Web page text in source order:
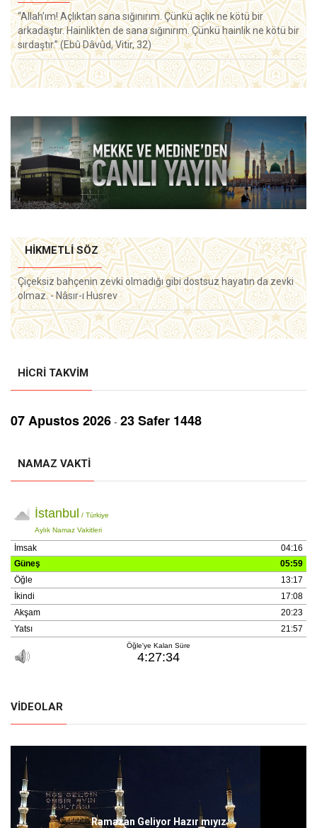
“Allah’ım! Açlıktan sana sığınırım. Çünkü açlık ne kötü bir
arkadaştır. Hainlikten de sana sığınırım. Çünkü hainlik ne kötü bir
sırdaştır.” (Ebû Dâvûd, Vitir, 32)
HIKMETLI SÖZ
Çiçeksiz bahçenin zevki olmadığı gibi dostsuz hayatın da zevki
olmaz. - Nâsır-ı Husrev
HICRI TAKVIM
07 Aрustos 2026 - 23 Safer 1448
NAMAZ VAKTI
VIDEOLAR
Ramazan Geliyor Hazır mıyız